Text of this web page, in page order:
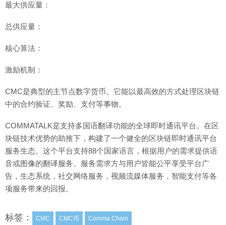
最大供应量：
总供应量：
核心算法：
激励机制：
CMC是典型的主节点数字货币。它能以最高效的方式处理区块链
中的合约验证、奖励、支付等事物。
COMMATALK是支持多国语翻译功能的全球即时通讯平台。在区
块链技术优势的助推下，构建了一个健全的区块链即时通讯平台
服务生态。这个平台支持88个国家语言，根据用户的需求提供语
音或图像的翻译服务。服务需求方与用户皆能公平享受平台广
告，生态系统，社交网络服务，视频流媒体服务，智能支付等各
项服务带来的回报。
标签： CMC CMC币 Comma Chain